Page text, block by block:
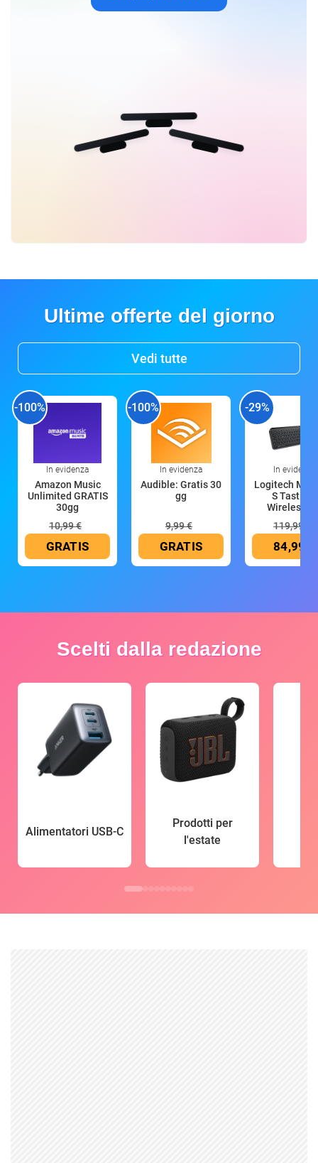
Ultime offerte del giorno
Vedi tutte
-100%
In evidenza
Amazon Music
Unlimited GRATIS
30gg
10,99 €
GRATIS
-100%
In evidenza
Audible: Gratis 30
gg
9,99 €
GRATIS
-29%
In evidenza
Logitech MX
S Tastiera
Wireless
119,99 €
84,99 €
Scelti dalla redazione
Alimentatori USB-C
Prodotti per
l'estate